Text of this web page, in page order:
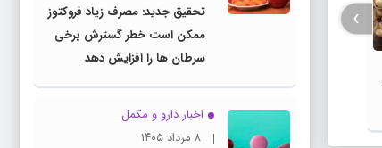
کاهش وزن سریع با نوشیدن روزانه
›
تحقیق جدید: مصرف زیاد فروکتوز
ممکن است خطر گسترش برخی
سرطان ها را افزایش دهد
اخبار دارو و مکمل
۸ مرداد ۱۴۰۵